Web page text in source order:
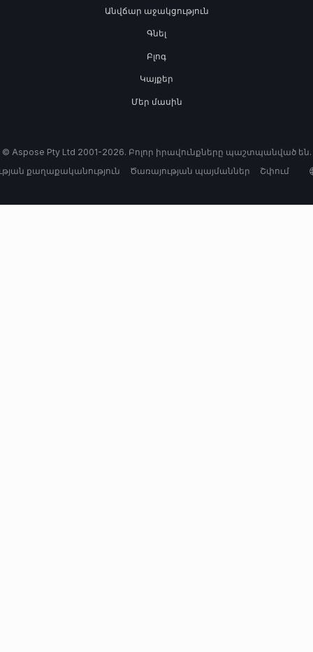
Անվճար աջակցություն
Գնել
Բլոգ
Կայքեր
Մեր մասին
© Aspose Pty Ltd 2001-2026. Բոլոր իրավունքները պաշտպանված են.
քաղաքականություն
Ծառայության պայմաններ Շփում